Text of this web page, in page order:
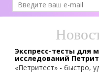
Экспресс-тесты для
исследований
«Петритест» - быстро,